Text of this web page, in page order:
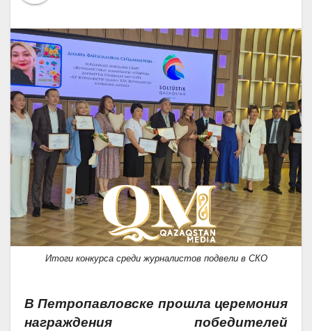
Итоги конкурса среди журналистов подвели в СКО
В Петропавловске прошла церемония
награждения победителей